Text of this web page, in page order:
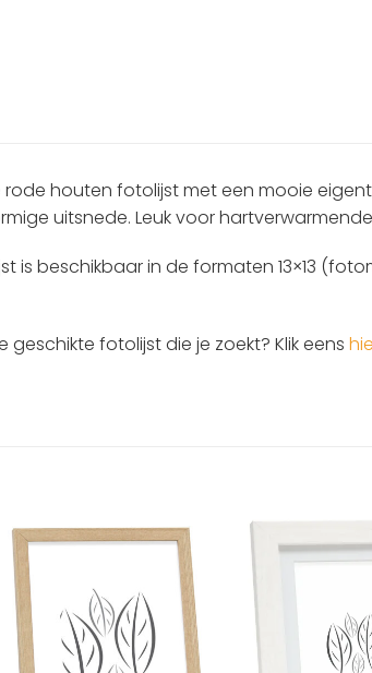
rode houten fotolijst met een mooie
uitsnede. Leuk voor
is beschikbaar in de formaten 13×13
geschikte fotolijst die je zoekt? Klik eens